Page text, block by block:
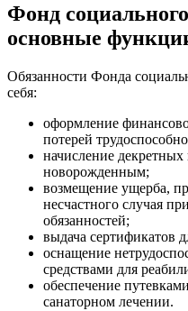
Фонд
основные
Обязанности Фонда
себя:
оформление
потерей
начисление
новорожденным;
возмещение ущерба,
несчастного случая
обязанностей;
выдача сертификатов
оснащение
средствами для
обеспечение
санаторном лечении.